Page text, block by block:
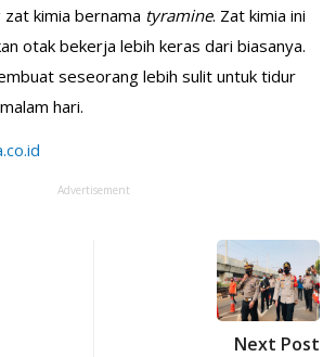
kimia bernama tyramine. Zat kimia ini
otak bekerja lebih keras dari biasanya.
seseorang lebih sulit untuk tidur
hari.
Advertisement
Next Post